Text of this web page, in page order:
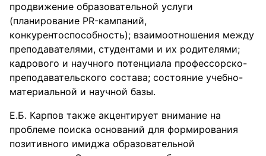
продвижение образовательной услуги
(планирование PR-кампаний,
конкурентоспособность); взаимоотношения между
преподавателями, студентами и их родителями;
кадрового и научного потенциала профессорско-
преподавательского состава; состояние учебно-
материальной и научной базы.
Е.Б. Карпов также акцентирует внимание на
проблеме поиска оснований для формирования
позитивного имиджа образовательной